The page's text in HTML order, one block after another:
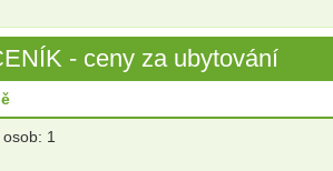
- ceny za ubytování
1